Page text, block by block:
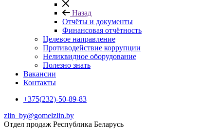
Назад
Отчёты и документы
Финансовая отчётность
Целевое направление
Противодействие коррупции
Неликвидное оборудование
Полезно знать
Вакансии
Контакты
+375(232)-50-89-83
zlin_by@gomelzlin.by
Отдел продаж Республика Беларусь